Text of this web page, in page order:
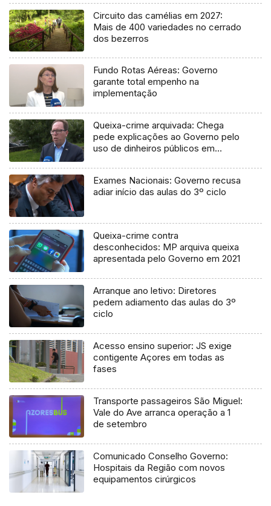
Circuito das camélias em 2027:
Mais de 400 variedades no cerrado
dos bezerros
Fundo Rotas Aéreas: Governo
garante total empenho na
implementação
Queixa-crime arquivada: Chega
pede explicações ao Governo pelo
uso de dinheiros públicos em
Exames Nacionais: Governo recusa
adiar início das aulas do 3º ciclo
Queixa-crime contra
desconhecidos: MP arquiva queixa
apresentada pelo Governo em 2021
Arranque ano letivo: Diretores
pedem adiamento das aulas do 3º
ciclo
Acesso ensino superior: JS exige
contigente Açores em todas as
fases
Transporte passageiros São Miguel:
Vale do Ave arranca operação a 1
de setembro
Comunicado Conselho Governo:
Hospitais da Região com novos
equipamentos cirúrgicos